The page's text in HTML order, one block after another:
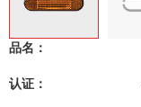
品名：
认证：